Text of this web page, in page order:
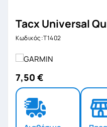
Tacx Universal
Κωδικός:T1402
7,50 €